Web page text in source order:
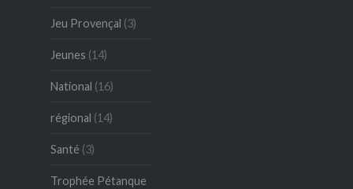
Jeu Provençal (3)
Jeunes (14)
National (16)
régional (14)
Santé (3)
Trophée Pétanque